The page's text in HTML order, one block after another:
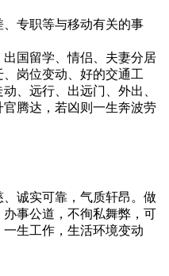
专职等与移动有关的事
国留学、情侣、夫妻分居
岗位变动、好的交通工
、远行、出远门、外出、
腾达，若凶则一生奔波劳
诚实可靠，气质轩昂。做
事公道，不徇私舞弊，可
生工作，生活环境变动